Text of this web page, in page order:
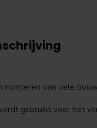
monteren van vele
gebruikt voor het